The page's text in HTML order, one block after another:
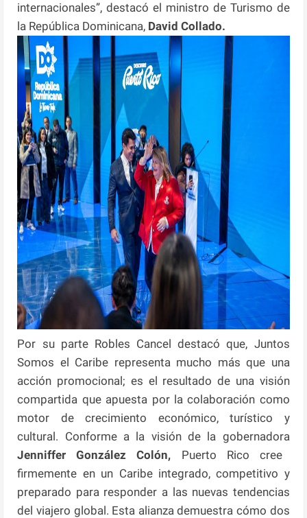
internacionales”, destacó el ministro de Turismo de
la República Dominicana, David Collado.
Por su parte Robles Cancel destacó que, Juntos
Somos el Caribe representa mucho más que una
acción promocional; es el resultado de una visión
compartida que apuesta por la colaboración como
motor de crecimiento económico, turístico y
cultural. Conforme a la visión de la gobernadora
Jenniffer González Colón, Puerto Rico cree
firmemente en un Caribe integrado, competitivo y
preparado para responder a las nuevas tendencias
del viajero global. Esta alianza demuestra cómo dos